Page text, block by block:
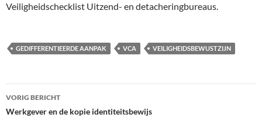
Veiligheidschecklist Uitzend- en detacheringbureaus.
GEDIFFERENTIEERDE AANPAK VCA VEILIGHEIDSBEWUSTZIJN
Bericht
navigatie
VORIG BERICHT
Werkgever en de kopie identiteitsbewijs